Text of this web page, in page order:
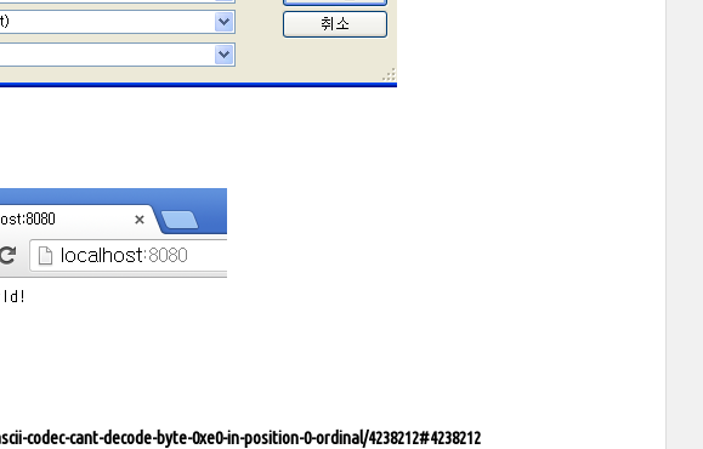
codec-cant-decode-byte-0xe0-in-position-0-ordinal/4238212#4238212